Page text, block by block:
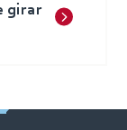
girar